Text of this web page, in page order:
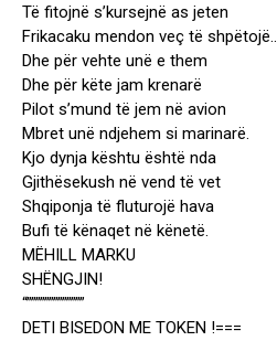
Të fitojnë s’kursejnë as jeten
Frikacaku mendon veç të shpëtojë..
Dhe për vehte unë e them
Dhe për këte jam krenarë
Pilot s’mund të jem në avion
Mbret unë ndjehem si marinarë.
Kjo dynja kështu është nda
Gjithësekush në vend të vet
Shqiponja të fluturojë hava
Bufi të kënaqet në kënetë.
MËHILL MARKU
SHËNGJIN!
“”””””””””””””
DETI BISEDON ME TOKEN !===